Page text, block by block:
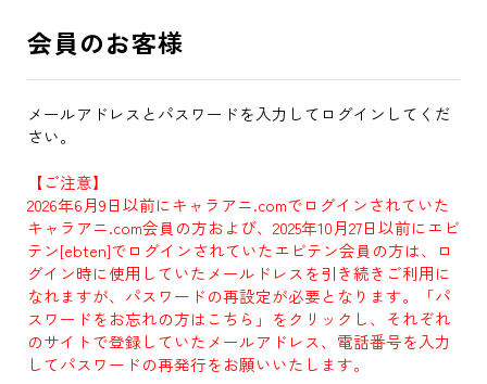
会員のお客様
メールアドレスとパスワードを入力してログインしてくだ
さい。
【ご注意】
2026年6月9日以前にキャラアニ.comでログインされていた
キャラアニ.com会員の方および、2025年10月27日以前にエビ
テン[ebten]でログインされていたエビテン会員の方は、ロ
グイン時に使用していたメールドレスを引き続きご利用に
なれますが、パスワードの再設定が必要となります。「パ
スワードをお忘れの方はこちら」をクリックし、それぞれ
のサイトで登録していたメールアドレス、電話番号を入力
してパスワードの再発行をお願いいたします。